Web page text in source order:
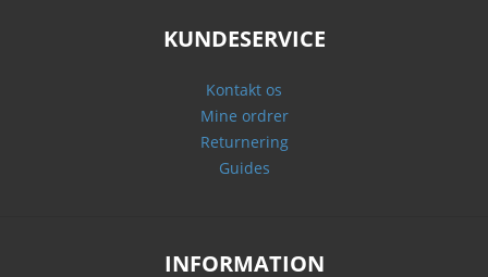
KUNDESERVICE
Kontakt os
Mine ordrer
Returnering
Guides
INFORMATION